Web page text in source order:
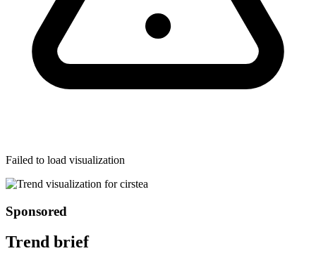
Failed to load visualization
Sponsored
Trend brief